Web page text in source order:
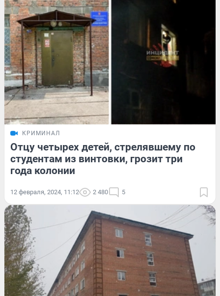
КРИМИНАЛ
Отцу четырех детей, стрелявшему по
студентам из винтовки, грозит три
года колонии
12 февраля, 2024, 11:12 2 480 5